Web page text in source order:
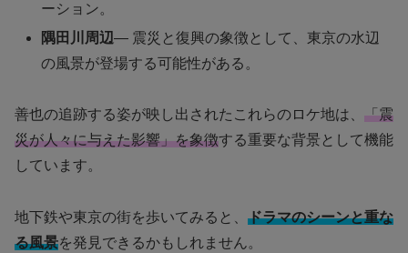
ーション。
隅田川周辺— 震災と復興の象徴として、東京の水辺
の風景が登場する可能性がある。
善也の追跡する姿が映し出されたこれらのロケ地は、 「震
災が人々に与えた影響」を象徴する重要な背景として機能
しています。
地下鉄や東京の街を歩いてみると、 ドラマのシーンと重な
る風景を発見できるかもしれません。